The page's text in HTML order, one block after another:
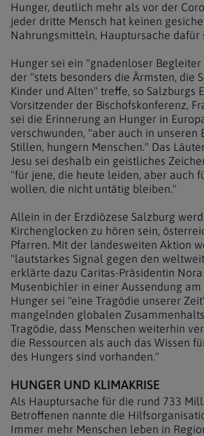
Hunger, deutlich mehr als vor der
jeder dritte Mensch hat keinen
Nahrungsmitteln, Hauptursache dafür
Hunger sei ein "gnadenloser Begleiter
der "stets besonders die Ärmsten, die
Kinder und Alten" treffe, so Salzburgs
Vorsitzender der Bischofskonferenz,
sei die Erinnerung an Hunger in
verschwunden, "aber auch in unseren
Stillen, hungern Menschen." Das
Jesu sei deshalb ein geistliches
"für jene, die heute leiden, aber auch
wollen, die nicht untätig bleiben."
Allein in der Erzdiözese Salzburg
Kirchenglocken zu hören sein,
Pfarren. Mit der landesweiten Aktion
"lautstarkes Signal gegen den
erklärte dazu Caritas-Präsidentin
Musenbichler in einer Aussendung am
Hunger sei "eine Tragödie unserer
mangelnden globalen
Tragödie, dass Menschen weiterhin
die Ressourcen als auch das Wissen
des Hungers sind vorhanden."
HUNGER UND KLIMAKRISE
Als Hauptursache für die rund 733
Betroffenen nannte die
Immer mehr Menschen leben in